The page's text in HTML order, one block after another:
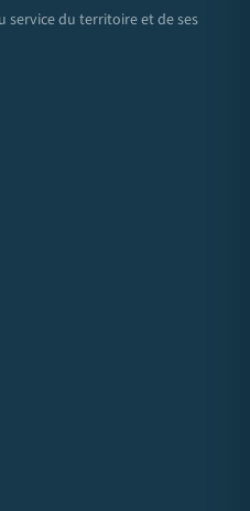
service du territoire et de ses